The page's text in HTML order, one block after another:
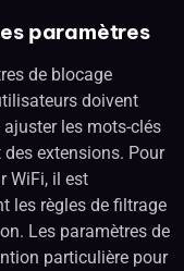
paramètres
de blocage
doivent
les mots-clés
extensions. Pour
WiFi, il est
les règles de filtrage
Les paramètres de
particulière pour